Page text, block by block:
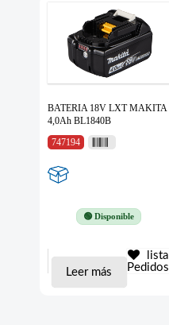
BATERIA 18V LXT MAKITA
4,0Ah BL1840B
747194
🟢 Disponible
Leer más
lista
Pedidos